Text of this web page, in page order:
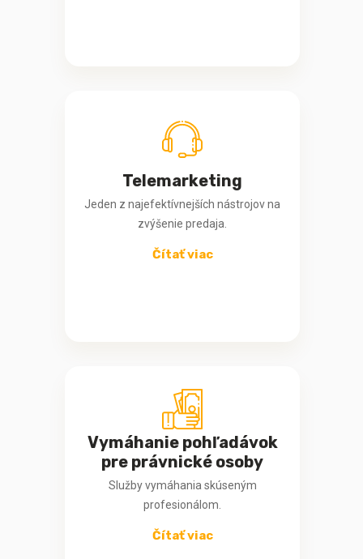
Telemarketing
Jeden z najefektívnejších nástrojov na
zvýšenie predaja.
Čítať viac
Vymáhanie pohľadávok
pre právnické osoby
Služby vymáhania skúseným
profesionálom.
Čítať viac